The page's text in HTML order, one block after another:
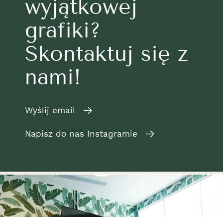
wyjątkowej
grafiki?
Skontaktuj się z
nami!
Wyślij email
Napisz do nas Instagramie